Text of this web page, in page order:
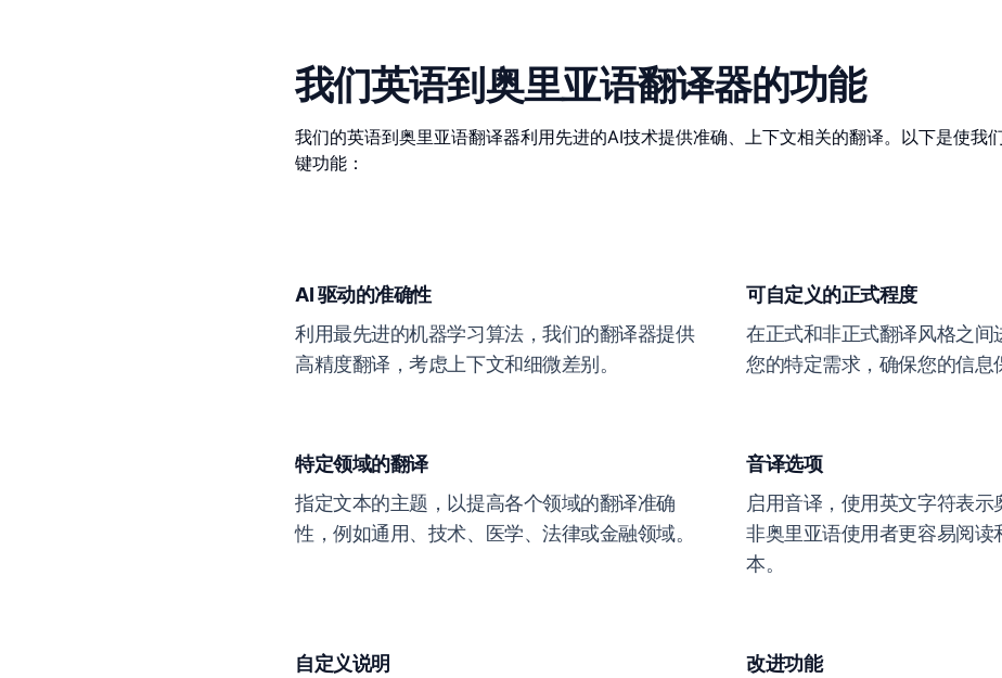
我们英语到奥里亚语翻译器的功能
我们的英语到奥里亚语翻译器利用先进的AI技术提供准确、上下文相关的翻译。以下是使我
键功能：
AI 驱动的准确性
利用最先进的机器学习算法，我们的翻译器提供
高精度翻译，考虑上下文和细微差别。
可自定义的正式程度
在正式和非正式翻译风格之间
您的特定需求，确保您的信息
特定领域的翻译
指定文本的主题，以提高各个领域的翻译准确
性，例如通用、技术、医学、法律或金融领域。
音译选项
启用音译，使用英文字符表示
非奥里亚语使用者更容易阅读
本。
自定义说明
改进功能